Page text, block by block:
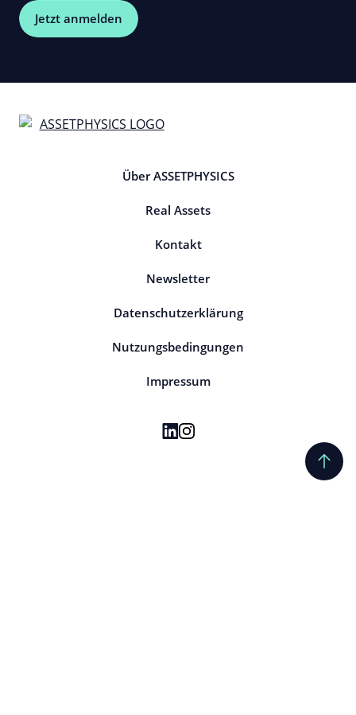
Jetzt anmelden
Über ASSETPHYSICS
Real Assets
Kontakt
Newsletter
Datenschutzerklärung
Nutzungsbedingungen
Impressum